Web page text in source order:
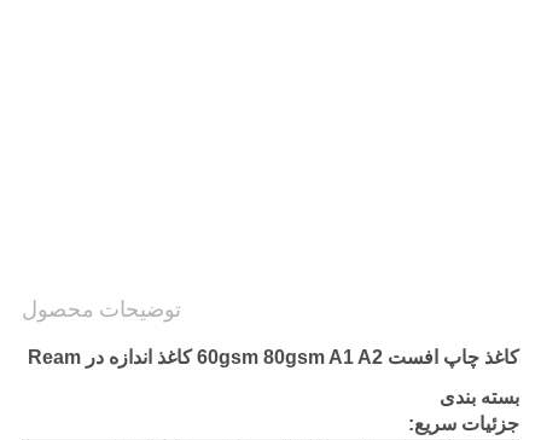
توضیحات محصول
کاغذ چاپ افست 60gsm 80gsm A1 A2 کاغذ اندازه در Ream
بسته بندی
جزئیات سریع: